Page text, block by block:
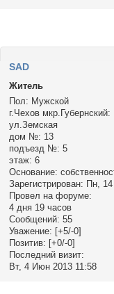
SAD
Житель
Пол: Мужской
г.Чехов мкр.Губернский:
ул.Земская
дом №: 13
подъезд №: 5
этаж: 6
Основание:
Зарегистрирован: Пн, 14
Провел на форуме:
4 дня 19 часов
Сообщений: 55
Уважение: [+5/-0]
Позитив: [+0/-0]
Последний визит:
Вт, 4 Июн 2013 11:58